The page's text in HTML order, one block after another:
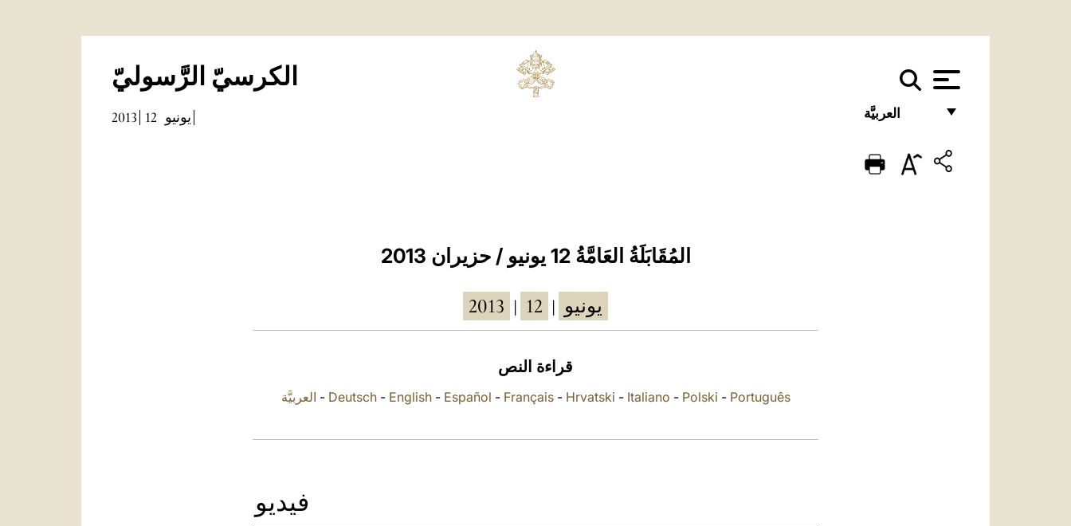
الكرسيّ الرَّسوليّ
العربيَّة
ENGLISH
2013 يونيو 12
المُقَابَلَةُ العَامَّةُ 12 يونيو / حزيران 2013
2013 يونيو 12
قراءة النص
العربيَّة - Deutsch- English- Español - Français- Hrvatski - Italiano - Polski - Português
فيديو